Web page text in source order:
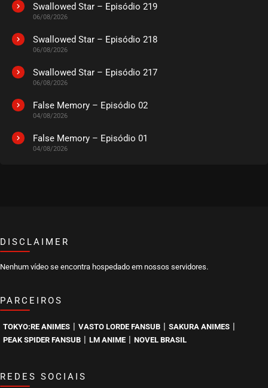
Swallowed Star – Episódio 219
06/08/2026
Swallowed Star – Episódio 218
06/08/2026
Swallowed Star – Episódio 217
06/08/2026
False Memory – Episódio 02
04/08/2026
False Memory – Episódio 01
04/08/2026
DISCLAIMER
Nenhum vídeo se encontra hospedado em nossos servidores.
PARCEIROS
TOKYO:RE ANIMES | VASTO LORDE FANSUB | SAKURA ANIMES |
PEAK SPIDER FANSUB | LM ANIME | NOVEL BRASIL
REDES SOCIAIS